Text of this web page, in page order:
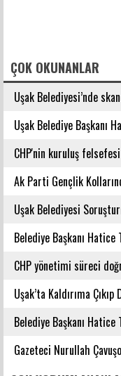
ÇOK OKUNANLAR
Uşak Belediyesi’nde
Uşak Belediye Başkanı
CHP'nin kuruluş
Ak Parti Gençlik
Uşak Belediyesi
Belediye Başkanı Hatice
CHP yönetimi süreci
Uşak’ta Kaldırıma Çıkıp
Belediye Başkanı Hatice
Gazeteci Nurullah